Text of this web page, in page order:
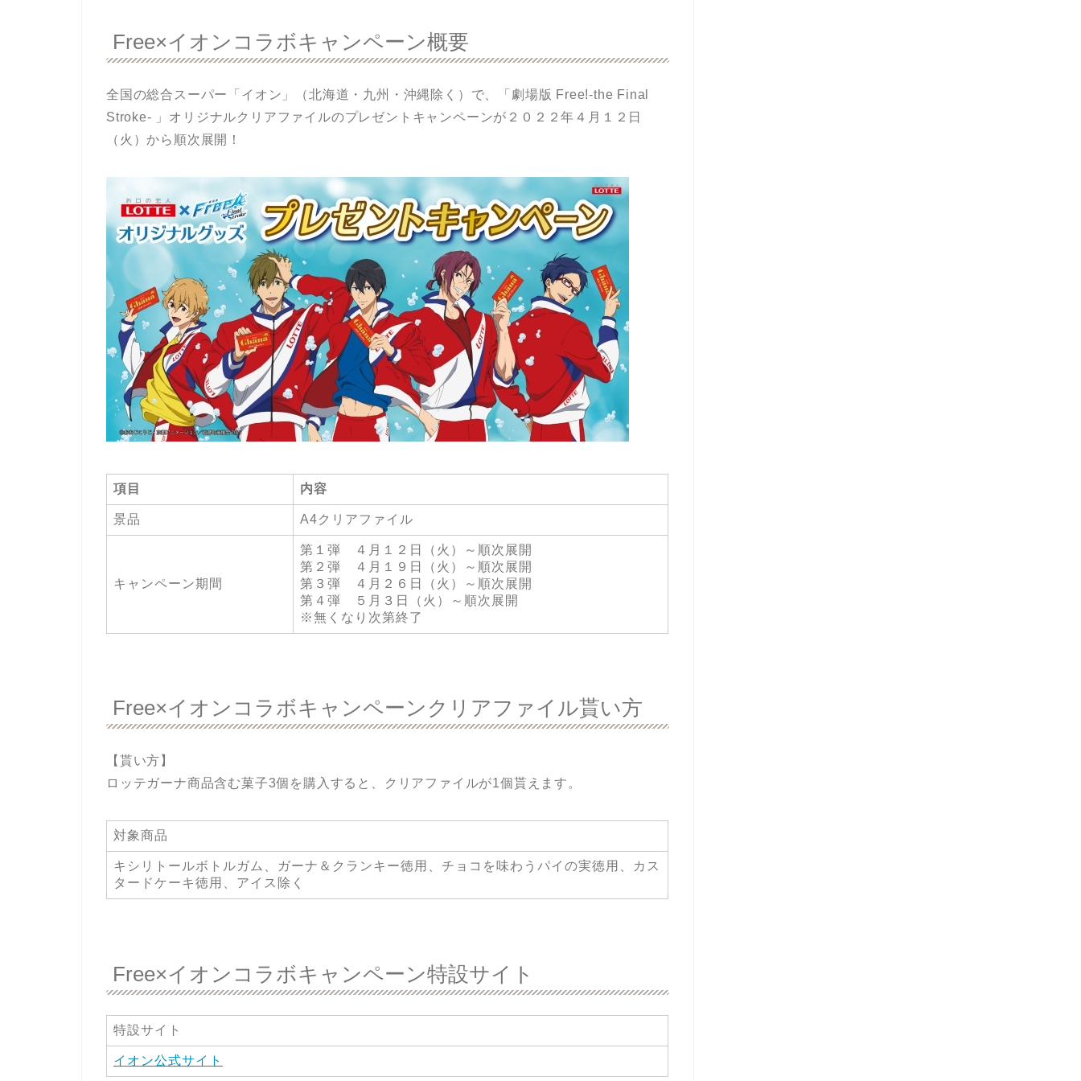
Free×イオンコラボキャンペーン概要
全国の総合スーパー「イオン」（北海道・九州・沖縄除く）で、「劇場版 Free!-the Final
Stroke- 」オリジナルクリアファイルのプレゼントキャンペーンが２０２２年４月１２日
（火）から順次展開！
項目 内容
景品 A4クリアファイル
キャンペーン期間
第１弾 ４月１２日（火）～順次展開
第２弾 ４月１９日（火）～順次展開
第３弾 ４月２６日（火）～順次展開
第４弾 ５月３日（火）～順次展開
※無くなり次第終了
Free×イオンコラボキャンペーンクリアファイル貰い方
【貰い方】
ロッテガーナ商品含む菓子3個を購入すると、クリアファイルが1個貰えます。
対象商品
キシリトールボトルガム、ガーナ＆クランキー徳用、チョコを味わうパイの実徳用、カス
タードケーキ徳用、アイス除く
Free×イオンコラボキャンペーン特設サイト
特設サイト
イオン公式サイト